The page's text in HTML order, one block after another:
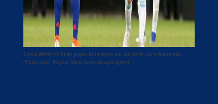
Lionel Messi (r.) blieb gegen Kolumbien nur die Rolle des Gratulanten.
(Fotocredit: Wagner Meier/Getty Images Sport)